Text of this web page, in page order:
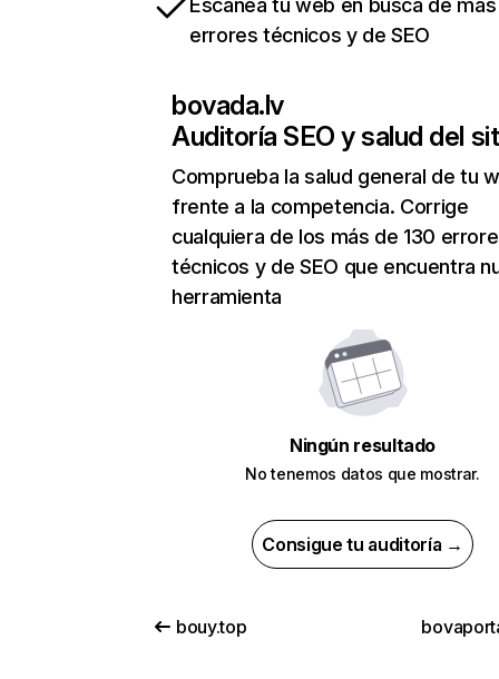
Escanea tu web en busca de
errores técnicos y de SEO
bovada.lv
Auditoría SEO y salud del
Comprueba la salud general de tu
frente a la competencia. Corrige
cualquiera de los más de 130
técnicos y de SEO que encuentra
herramienta
Ningún resultado
No tenemos datos que mostrar.
Consigue tu auditoría →
bouy.top